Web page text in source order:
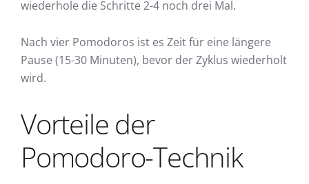
wiederhole die Schritte 2-4 noch drei Mal.
Nach vier Pomodoros ist es Zeit für eine längere
Pause (15-30 Minuten), bevor der Zyklus wiederholt
wird.
Vorteile der
Pomodoro-Technik